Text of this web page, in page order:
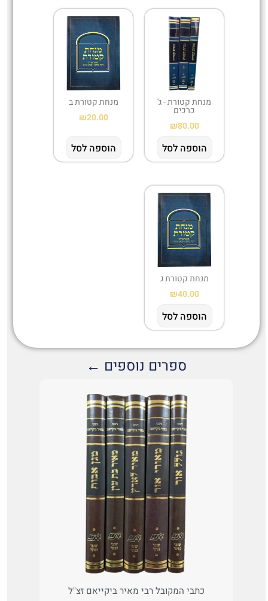
מנחת קטורת - ג'
כרכים
₪80.00
הוספה לסל
מנחת קטורת ב
₪20.00
הוספה לסל
מנחת קטורת ג
₪40.00
הוספה לסל
ספרים נוספים ←
כתבי המקובל רבי מאיר ביקייאם זצ"ל